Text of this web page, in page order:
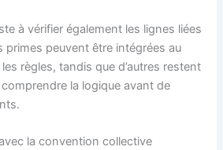
à vérifier également les lignes liées
primes peuvent être intégrées au
règles, tandis que d’autres restent
la logique avant de
la convention collective